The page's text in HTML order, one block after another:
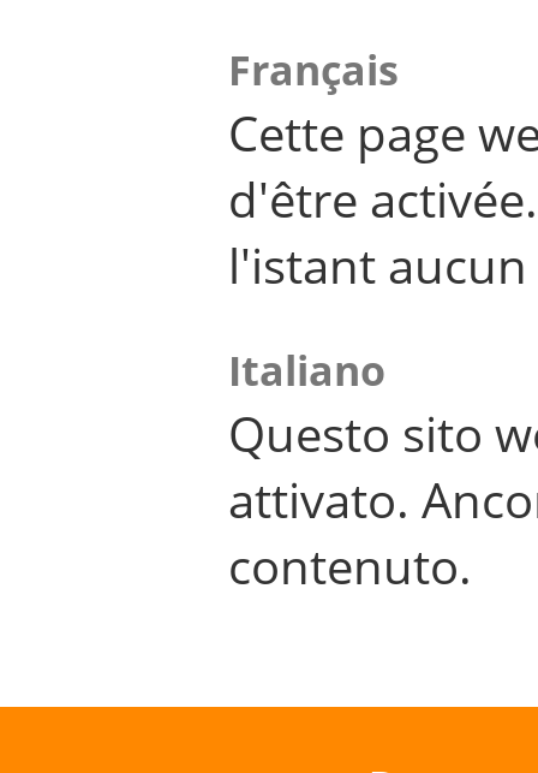
Français
Cette page
d'être
l'istant
Italiano
Questo sito
attivato.
contenuto.